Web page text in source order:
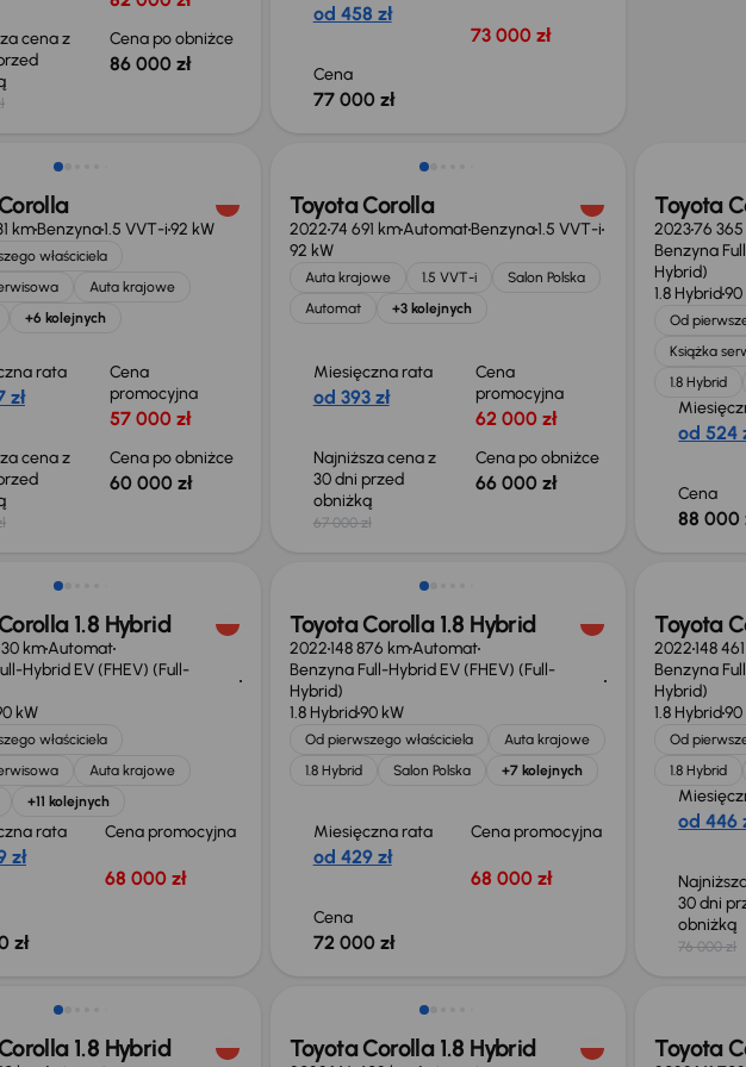
cena z
Cena po obniżce
86 000 zł
od 458 zł
73 000 zł
Cena
77 000 zł
zł
kmBenzyna1.5 VVT-i92 kW
właściciela
Auta krajowe
+6 kolejnych
rata
zł
Cena
promocyjna
57 000 zł
cena z
Cena po obniżce
60 000 zł
Toyota Corolla
202274 691 kmAutomatBenzyna1.5 VVT-i
92 kW
Auta krajowe 1.5 VVT-i
Salon Polska
Automat
+3 kolejnych
Miesięczna rata
od 393 zł
Cena
promocyjna
62 000 zł
Najniższa cena z
30 dni przed
obniżką
67 000 zł
Cena po obniżce
66 000 zł
Toyota
202376
Benzyna
Hybrid)
1.8 Hybrid90
Od
Książka
1.8 Hybrid
od 524
Cena
88 000
1.8 Hybrid
kmAutomat
Hybrid EV (FHEV) (Full-
kW
właściciela
Auta krajowe
+11 kolejnych
rata
zł
Cena promocyjna
68 000 zł
zł
Świeżo skupione
Toyota Corolla 1.8 Hybrid
2022148 876 kmAutomat
Benzyna Full-Hybrid EV (FHEV) (Full-
Hybrid)
1.8 Hybrid90 kW
Od pierwszego właściciela
Auta krajowe
1.8 Hybrid
Salon Polska +7 kolejnych
Miesięczna rata
od 429 zł
Cena promocyjna
68 000 zł
Cena
72 000 zł
Taniej o
Toyota
2022148
Benzyna
Hybrid)
1.8 Hybrid90
Od
1.8 Hybrid
od 446
30 dni
obniżką
76 000 zł
1.8 Hybrid Toyota Corolla 1.8 Hybrid
Taniej o 1
Toyota